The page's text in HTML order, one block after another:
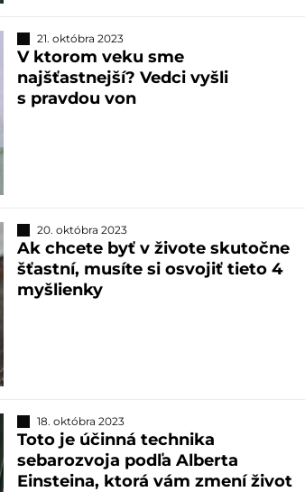
21. októbra 2023
V ktorom veku sme
najšťastnejší? Vedci vyšli
s pravdou von
20. októbra 2023
Ak chcete byť v živote skutočne
šťastní, musíte si osvojiť tieto 4
myšlienky
18. októbra 2023
Toto je účinná technika
sebarozvoja podľa Alberta
Einsteina, ktorá vám zmení život